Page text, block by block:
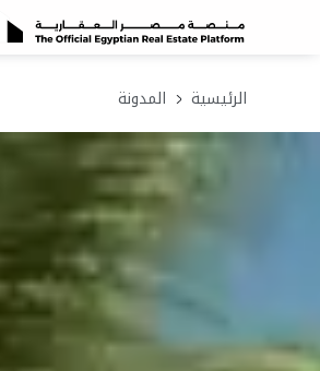
الرئيسية المدونة